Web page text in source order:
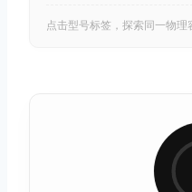
点击型号标签，探索同一物理